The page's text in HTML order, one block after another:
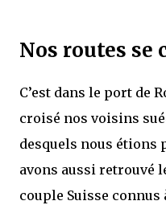
Nos routes se
C’est dans le port de
croisé nos voisins
desquels nous étions
avons aussi retrouvé
couple Suisse connus